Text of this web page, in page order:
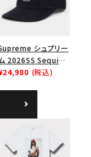
シュプリー
2026SS Sequin
Classic
シックロゴ 6パネルキ
ップ ブラック
(税込)